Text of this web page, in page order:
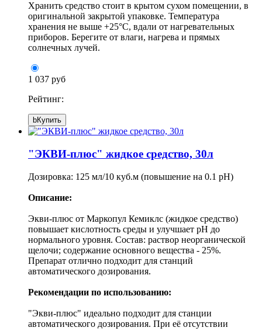
Хранить средство стоит в крытом сухом помещении, в
оригинальной закрытой упаковке. Температура
хранения не выше +25°С, вдали от нагревательных
приборов. Берегите от влаги, нагрева и прямых
солнечных лучей.
1 037 руб
Рейтинг:
bКупить
"ЭКВИ-плюс" жидкое средство, 30л
Дозировка: 125 мл/10 куб.м (повышение на 0.1 pH)
Описание:
Экви-плюс от Маркопул Кемиклс (жидкое средство)
повышает кислотность среды и улучшает pH до
нормального уровня. Состав: раствор неорганической
щелочи; содержание основного вещества - 25%.
Препарат отлично подходит для станций
автоматического дозирования.
Рекомендации по использованию:
"Экви-плюс" идеально подходит для станции
автоматического дозирования. При её отсутствии